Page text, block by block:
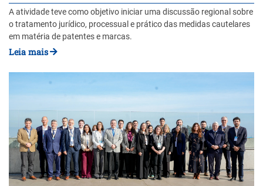
A atividade teve como objetivo iniciar uma discussão regional sobre
o tratamento jurídico, processual e prático das medidas cautelares
em matéria de patentes e marcas.
Leia mais